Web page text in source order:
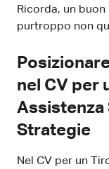
Ricorda, un
purtroppo non
nel CV per
Assistenza
Strategie
Nel CV per un